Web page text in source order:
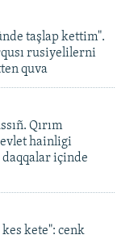
taşlap kettim".
rusiyelilerni
quva
Qırım
hainligi
daqqalar içinde
kes kete": cenk